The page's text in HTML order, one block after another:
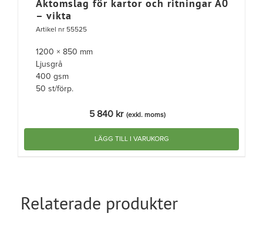
Aktomslag för kartor och ritningar A0
– vikta
Artikel nr 55525
1200 × 850 mm
Ljusgrå
400 gsm
50 st/förp.
5 840 kr (exkl. moms)
LÄGG TILL I VARUKORG
Relaterade produkter